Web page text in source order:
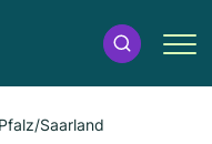
Saarland